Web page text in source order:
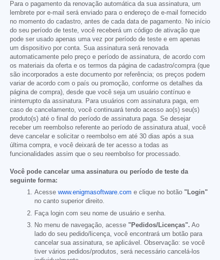
Para o pagamento da renovação automática da sua assinatura, um
lembrete por e-mail será enviado para o endereço de e-mail fornecido
no momento do cadastro, antes de cada data de pagamento. No início
do seu período de teste, você receberá um código de ativação que
pode ser usado apenas uma vez por período de teste e em apenas
um dispositivo por conta. Sua assinatura será renovada
automaticamente pelo preço e período de assinatura, de acordo com
os materiais da oferta e os termos da página de cadastro/compra (que
são incorporados a este documento por referência; os preços podem
variar de acordo com o país ou promoção, conforme os detalhes da
página de compra), desde que você seja um usuário contínuo e
ininterrupto da assinatura. Para usuários com assinatura paga, em
caso de cancelamento, você continuará tendo acesso ao(s) seu(s)
produto(s) até o final do período de assinatura paga. Se desejar
receber um reembolso referente ao período de assinatura atual, você
deve cancelar e solicitar o reembolso em até 30 dias após a sua
última compra, e você deixará de ter acesso a todas as
funcionalidades assim que o seu reembolso for processado.
Você pode cancelar uma assinatura ou período de teste da
seguinte forma:
Acesse www.enigmasoftware.com e clique no botão "Login"
no canto superior direito.
Faça login com seu nome de usuário e senha.
No menu de navegação, acesse "Pedidos/Licenças". Ao
lado do seu pedido/licença, você encontrará um botão para
cancelar sua assinatura, se aplicável. Observação: se você
tiver vários pedidos/produtos, será necessário cancelá-los